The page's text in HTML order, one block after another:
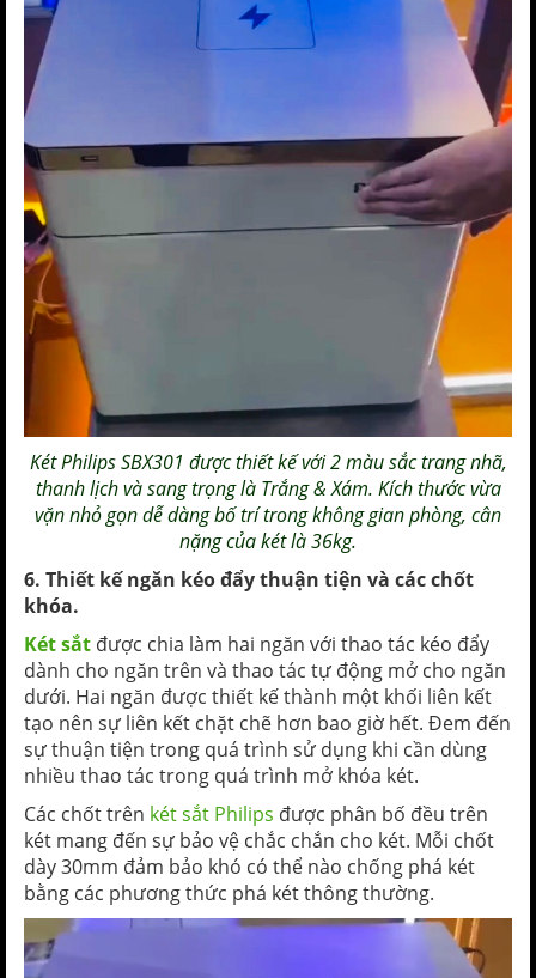
Két PhilipsSBX301 được thiết kế với 2 màu sắc trang nhã,
thanh lịch và sang trọng là Trắng & Xám. Kích thước vừa
vặn nhỏ gọn dễ dàng bố trí trong không gian phòng, cân
nặng của két là 36kg.
6. Thiết kế ngăn kéo đẩy thuận tiện và các chốt
khóa.
Két sắt được chia làm hai ngăn với thao tác kéo đẩy
dành cho ngăn trên và thao tác tự động mở cho ngăn
dưới. Hai ngăn được thiết kế thành một khối liên kết
tạo nên sự liên kết chặt chẽ hơn bao giờ hết. Đem đến
sự thuận tiện trong quá trình sử dụng khi cần dùng
nhiều thao tác trong quá trình mở khóa két.
Các chốt trên két sắt Philips được phân bố đều trên
két mang đến sự bảo vệ chắc chắn cho két. Mỗi chốt
dày 30mm đảm bảo khó có thể nào chống phá két
bằng các phương thức phá két thông thường.